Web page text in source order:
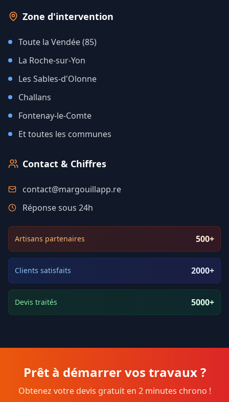
Zone d'intervention
Toute la Vendée (85)
La Roche-sur-Yon
Les Sables-d'Olonne
Challans
Fontenay-le-Comte
Et toutes les communes
Contact & Chiffres
contact@margouillapp.re
Réponse sous 24h
Artisans partenaires 500+
Clients satisfaits 2000+
Devis traités 5000+
Prêt à démarrer vos travaux ?
Obtenez votre devis gratuit en 2 minutes chrono !